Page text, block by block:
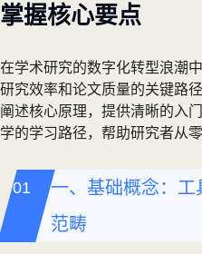
掌握核心要点
在学术研究的数字化转型浪潮
研究效率和论文质量的关键路
阐述核心原理，提供清晰的入
学的学习路径，帮助研究者从
一、基础概念：工
范畴